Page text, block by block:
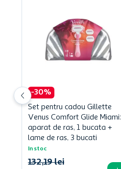
-30%
Set pentru cadou Gillette
Venus Comfort Glide Miami:
aparat de ras, 1 bucata +
lame de ras, 3 bucati
In stoc
132,19 lei